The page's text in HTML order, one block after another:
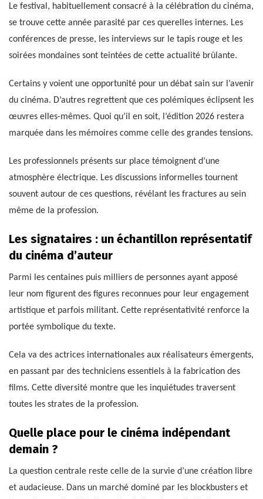
Le festival, habituellement consacré à la célébration du cinéma,
se trouve cette année parasité par ces querelles internes. Les
conférences de presse, les interviews sur le tapis rouge et les
soirées mondaines sont teintées de cette actualité brûlante.
Certains y voient une opportunité pour un débat sain sur l’avenir
du cinéma. D’autres regrettent que ces polémiques éclipsent les
œuvres elles-mêmes. Quoi qu’il en soit, l’édition 2026 restera
marquée dans les mémoires comme celle des grandes tensions.
Les professionnels présents sur place témoignent d’une
atmosphère électrique. Les discussions informelles tournent
souvent autour de ces questions, révélant les fractures au sein
même de la profession.
Les signataires : un échantillon représentatif
du cinéma d’auteur
Parmi les centaines puis milliers de personnes ayant apposé
leur nom figurent des figures reconnues pour leur engagement
artistique et parfois militant. Cette représentativité renforce la
portée symbolique du texte.
Cela va des actrices internationales aux réalisateurs émergents,
en passant par des techniciens essentiels à la fabrication des
films. Cette diversité montre que les inquiétudes traversent
toutes les strates de la profession.
Quelle place pour le cinéma indépendant
demain ?
La question centrale reste celle de la survie d’une création libre
et audacieuse. Dans un marché dominé par les blockbusters et